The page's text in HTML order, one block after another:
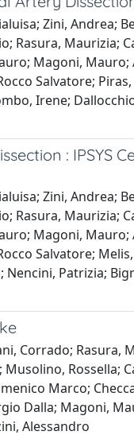
Zini, Andrea;
Rasura, Maurizia;
Magoni,
Salvatore;
Irene;
: IPSYS
Zini, Andrea;
Rasura, Maurizia;
Magoni,
Salvatore;
Patrizia;
Corrado;
Rossella;
Marco;
Dalla; Magoni,
Alessandro